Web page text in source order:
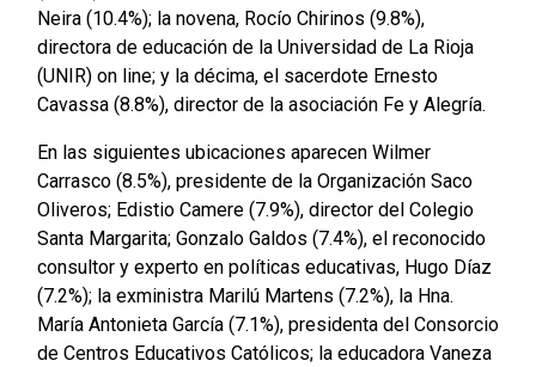
Neira (10.4%); la novena, Rocío Chirinos (9.8%),
directora de educación de la Universidad de La Rioja
(UNIR) on line; y la décima, el sacerdote Ernesto
Cavassa (8.8%), director de la asociación Fe y Alegría.
En las siguientes ubicaciones aparecen Wilmer
Carrasco (8.5%), presidente de la Organización Saco
Oliveros; Edistio Camere (7.9%), director del Colegio
Santa Margarita; Gonzalo Galdos (7.4%), el reconocido
consultor y experto en políticas educativas, Hugo Díaz
(7.2%); la exministra Marilú Martens (7.2%), la Hna.
María Antonieta García (7.1%), presidenta del Consorcio
de Centros Educativos Católicos; la educadora Vaneza